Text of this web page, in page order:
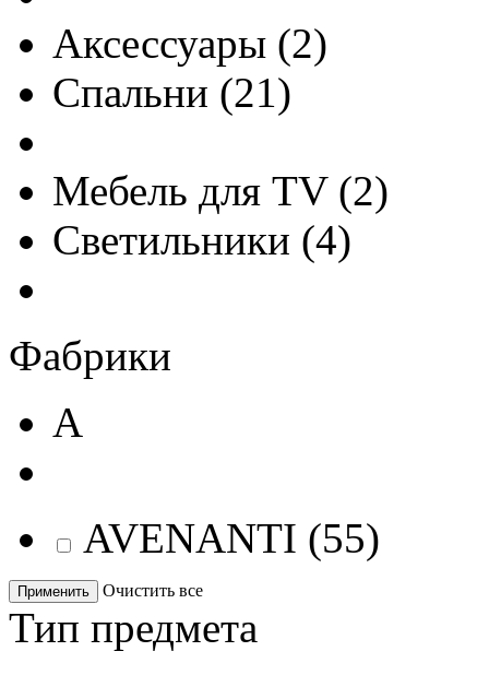
Аксессуары (2)
Спальни (21)
Мебель для TV (2)
Светильники (4)
Фабрики
A
AVENANTI (55)
Применить Очистить все
Тип предмета